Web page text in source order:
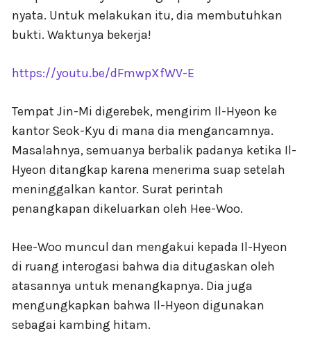
nyata. Untuk melakukan itu, dia membutuhkan
bukti. Waktunya bekerja!
https://youtu.be/dFmwpXfWV-E
Tempat Jin-Mi digerebek, mengirim Il-Hyeon ke
kantor Seok-Kyu di mana dia mengancamnya.
Masalahnya, semuanya berbalik padanya ketika Il-
Hyeon ditangkap karena menerima suap setelah
meninggalkan kantor. Surat perintah
penangkapan dikeluarkan oleh Hee-Woo.
Hee-Woo muncul dan mengakui kepada Il-Hyeon
di ruang interogasi bahwa dia ditugaskan oleh
atasannya untuk menangkapnya. Dia juga
mengungkapkan bahwa Il-Hyeon digunakan
sebagai kambing hitam.